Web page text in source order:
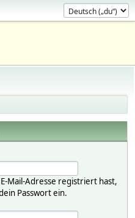
Mail-Adresse registriert hast,
Passwort ein.